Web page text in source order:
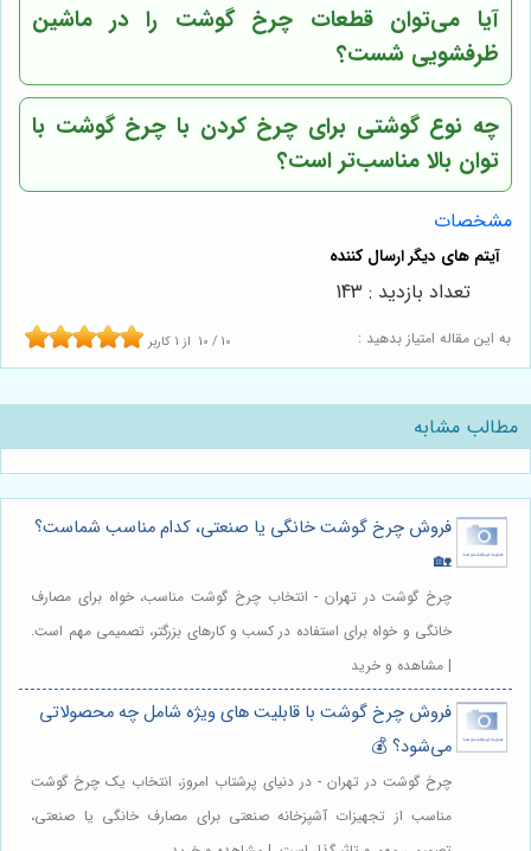
آیا می‌توان قطعات چرخ گوشت را در ماشین
ظرفشویی شست؟
چه نوع گوشتی برای چرخ کردن با چرخ گوشت با
توان بالا مناسب‌تر است؟
مشخصات
به این مقاله امتیاز بدهید : 10 / 10 از 1 کاربر
تعداد بازدید : 143
مطالب مشابه
فروش چرخ گوشت خانگی یا صنعتی، کدام مناسب شماست؟
🏡
چرخ گوشت در تهران - انتخاب چرخ گوشت مناسب، خواه برای مصارف
خانگی و خواه برای استفاده در کسب و کارهای بزرگتر، تصمیمی مهم است.
| مشاهده و خرید
فروش چرخ گوشت با قابلیت های ویژه شامل چه محصولاتی
می‌شود؟ 💰
چرخ گوشت در تهران - در دنیای پرشتاب امروز، انتخاب یک چرخ گوشت
مناسب از تجهیزات آشپزخانه صنعتی برای مصارف خانگی یا صنعتی،